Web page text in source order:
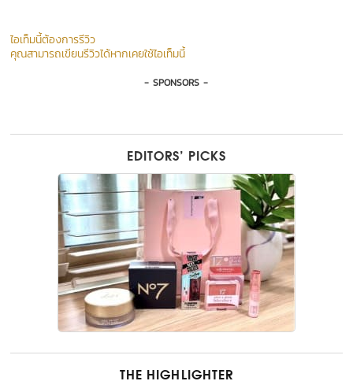
ไอเท็มนี้ต้องการรีวิว
คุณสามารถเขียนรีวิวได้หากเคยใช้ไอเท็มนี้
- SPONSORS -
EDITORS’ PICKS
THE HIGHLIGHTER